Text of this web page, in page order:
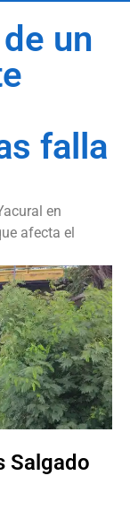
un
falla
en
afecta el
Salgado